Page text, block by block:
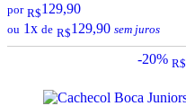
por R$129,90
ou 1x de R$129,90 sem juros
-20% R$